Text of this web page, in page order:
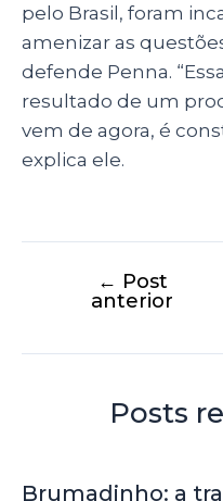
pelo Brasil, foram
amenizar as
defende Penna.
resultado de um
vem de agora, é
explica ele.
← Post
anterior
Posts
Brumadinho: a